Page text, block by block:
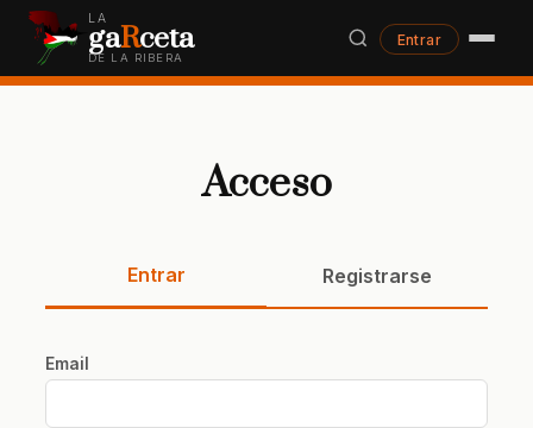
LA
gaRceta
DE LA RIBERA
Entrar
Acceso
Entrar Registrarse
Email